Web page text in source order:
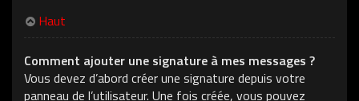
Haut
Comment ajouter une signature à mes messages ?
Vous devez d’abord créer une signature depuis votre
panneau de l’utilisateur. Une fois créée, vous pouvez